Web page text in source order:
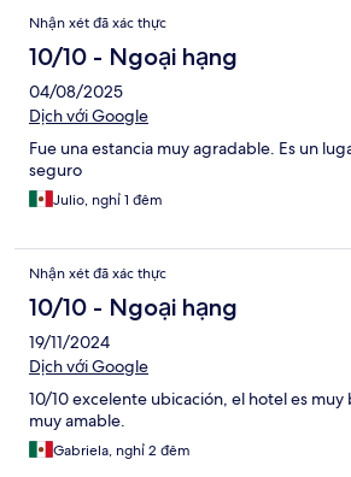
Nhận xét đã xác thực
10/10 - Ngoại hạng
04/08/2025
Dịch với Google
Fue una estancia muy agradable. Es un
seguro
Julio, nghỉ 1 đêm
Nhận xét đã xác thực
10/10 - Ngoại hạng
19/11/2024
Dịch với Google
10/10 excelente ubicación, el hotel es
muy amable.
Gabriela, nghỉ 2 đêm